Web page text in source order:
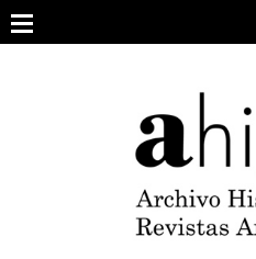
ARCHIVO DE REVISTAS
ESTUDIOS CRÍTICOS